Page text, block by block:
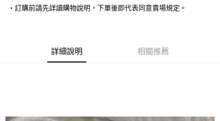
街口支付
１．簡單：不需註冊會員、不需綁卡、不需儲值。
‧訂購前請先詳讀購物說明，下單後即代表同意賣場規定。
詳細說明 相關推薦